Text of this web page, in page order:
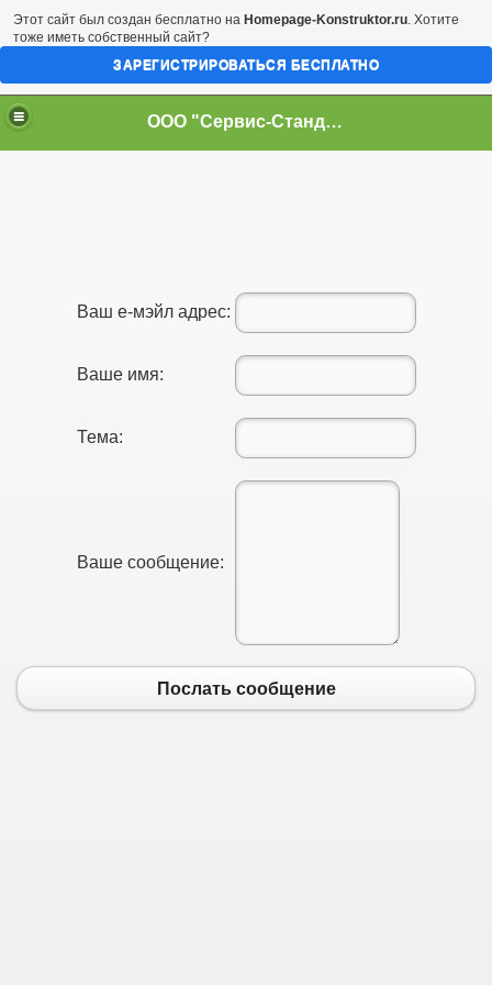
ООО "Сервис-Стандарт" - квартиры в Белгороде
Ваш е-мэйл адрес:
Ваше имя:
Тема:
Ваше сообщение:
Послать сообщение
Этот сайт был создан бесплатно на Homepage-Konstruktor.ru. Хотите
тоже иметь собственный сайт?
ЗАРЕГИСТРИРОВАТЬСЯ БЕСПЛАТНО